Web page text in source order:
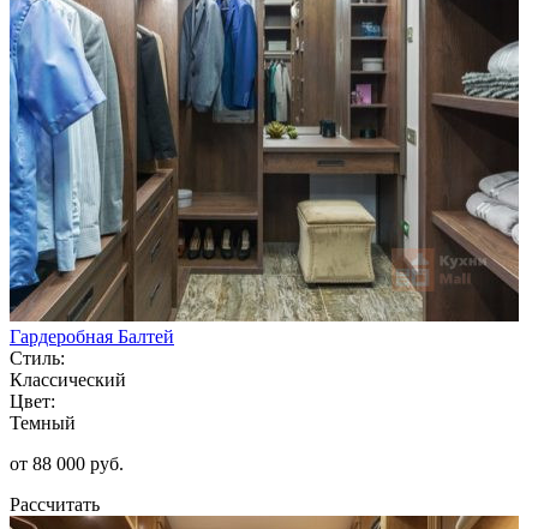
Гардеробная Балтей
Стиль:
Классический
Цвет:
Темный
от 88 000 руб.
Рассчитать